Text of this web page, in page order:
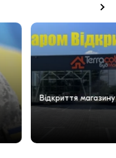
Відкриття магазину